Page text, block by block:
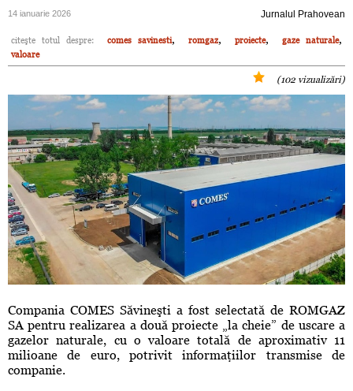
14 ianuarie 2026 Jurnalul Prahovean
citeşte totul despre: comes savinesti, romgaz, proiecte, gaze naturale,
valoare
(102 vizualizări)
Compania COMES Săvineşti a fost selectată de ROMGAZ
SA pentru realizarea a două proiecte „la cheie” de uscare a
gazelor naturale, cu o valoare totală de aproximativ 11
milioane de euro, potrivit informaţiilor transmise de
companie.